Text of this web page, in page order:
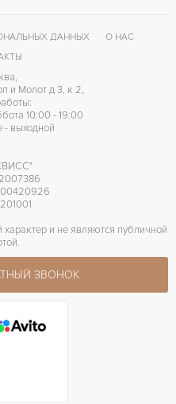
ДАННЫХ
О НАС
и Молот д 3, к 2,
10:00 - 19:00
- выходной
и не являются публичной
ЗВОНОК